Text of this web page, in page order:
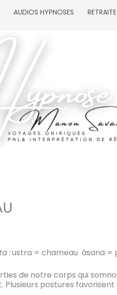
AUDIOS HYPNOSES RETRAITE
:ustra = chameau âsana =
de notre corps qui
postures